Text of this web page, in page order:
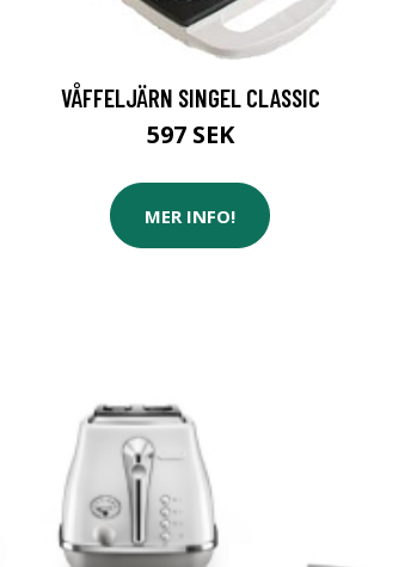
VÅFFELJÄRN SINGEL CLASSIC
597 SEK
MER INFO!